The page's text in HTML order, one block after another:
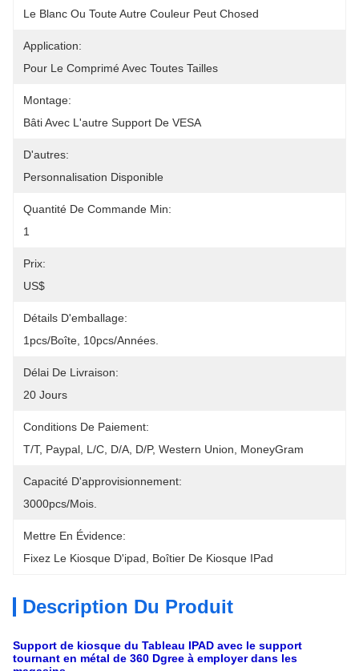
Le Blanc Ou Toute Autre Couleur Peut Chosed
Application:
Pour Le Comprimé Avec Toutes Tailles
Montage:
Bâti Avec L'autre Support De VESA
D'autres:
Personnalisation Disponible
Quantité De Commande Min:
1
Prix:
US$
Détails D'emballage:
1pcs/boîte, 10pcs/années.
Délai De Livraison:
20 Jours
Conditions De Paiement:
T/T, Paypal, L/C, D/A, D/P, Western Union, MoneyGram
Capacité D'approvisionnement:
3000pcs/mois.
Mettre En Évidence:
Fixez Le Kiosque D'ipad
Boîtier De Kiosque IPad
Description Du Produit
Support de kiosque du Tableau IPAD avec le support
tournant en métal de 360 Dgree à employer dans les